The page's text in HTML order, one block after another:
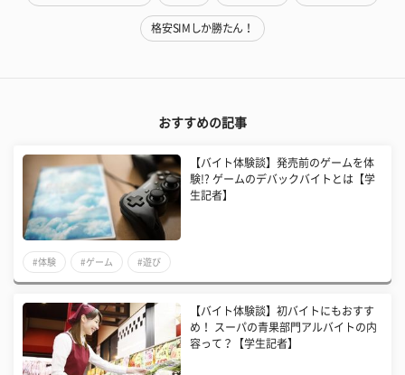
格安SIMしか勝たん！
おすすめの記事
【バイト体験談】発売前のゲームを体
験!? ゲームのデバックバイトとは【学
生記者】
#体験 #ゲーム #遊び
【バイト体験談】初バイトにもおすす
め！ スーパの青果部門アルバイトの内
容って？【学生記者】